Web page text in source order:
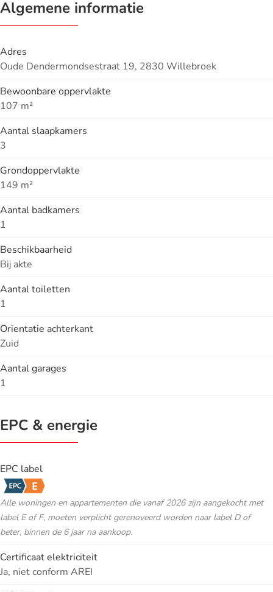
Algemene informatie
Adres
Oude Dendermondsestraat 19, 2830 Willebroek
Bewoonbare oppervlakte
107 m²
Aantal slaapkamers
3
Grondoppervlakte
149 m²
Aantal badkamers
1
Beschikbaarheid
Bij akte
Aantal toiletten
1
Orientatie achterkant
Zuid
Aantal garages
1
EPC & energie
EPC label
Alle woningen en appartementen die vanaf 2026 zijn aangekocht met
label E of F, moeten verplicht gerenoveerd worden naar label D of
beter, binnen de 6 jaar na aankoop.
Certificaat elektriciteit
Ja, niet conform AREI